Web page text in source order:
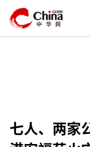
七人、两家